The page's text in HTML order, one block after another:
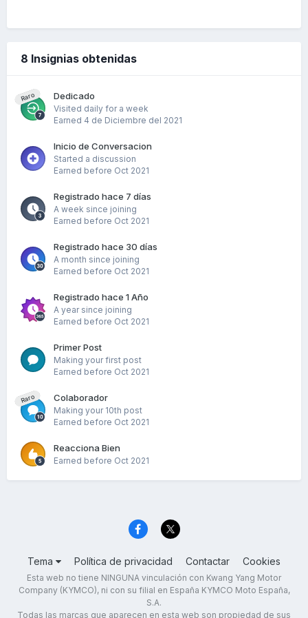
8 Insignias obtenidas
Raro Dedicado
Visited daily for a week
Earned 4 de Diciembre del 2021
Inicio de Conversacion
Started a discussion
Earned before Oct 2021
Registrado hace 7 días
A week since joining
Earned before Oct 2021
Registrado hace 30 días
A month since joining
Earned before Oct 2021
Registrado hace 1 Año
A year since joining
Earned before Oct 2021
Primer Post
Making your first post
Earned before Oct 2021
Raro Colaborador
Making your 10th post
Earned before Oct 2021
Reacciona Bien
Earned before Oct 2021
Tema Política de privacidad Contactar Cookies
Esta web no tiene NINGUNA vinculación con Kwang Yang Motor
Company (KYMCO), ni con su filial en España KYMCO Moto España,
S.A.
Todas las marcas que aparecen en esta web son propiedad de sus